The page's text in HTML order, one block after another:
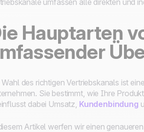
umfassen alle direkten und
Hauptarten
Wahl des richtigen Vertriebskanals ist
Sie bestimmt, wie Ihre
dabei Umsatz, Kundenbindung
Artikel werfen wir einen